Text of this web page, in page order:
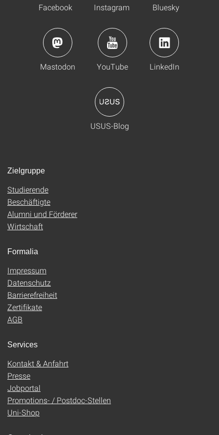
Facebook Instagram Bluesky
Mastodon YouTube LinkedIn
USUS-Blog
Zielgruppe
Studierende
Beschäftigte
Alumni und Förderer
Wirtschaft
Formalia
Impressum
Datenschutz
Barrierefreiheit
Zertifikate
AGB
Services
Kontakt & Anfahrt
Presse
Jobportal
Promotions- / Postdoc-Stellen
Uni-Shop